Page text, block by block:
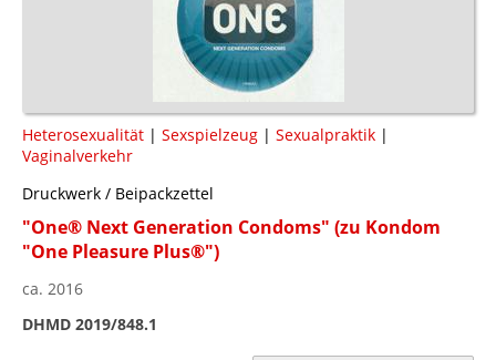
Heterosexualität | Sexspielzeug | Sexualpraktik |
Vaginalverkehr
Druckwerk / Beipackzettel
"One® Next Generation Condoms" (zu Kondom
"One Pleasure Plus®")
ca. 2016
DHMD 2019/848.1